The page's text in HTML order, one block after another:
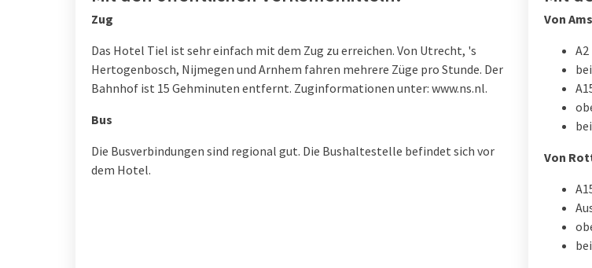
Zug
Das Hotel Tiel ist sehr einfach mit dem Zug zu erreichen. Von Utrecht, 's
Hertogenbosch, Nijmegen und Arnhem fahren mehrere Züge pro Stunde. Der
Bahnhof ist 15 Gehminuten entfernt. Zuginformationen unter: www.ns.nl.
Bus
Die Busverbindungen sind regional gut. Die Bushaltestelle befindet sich vor
dem Hotel.
Von
Von